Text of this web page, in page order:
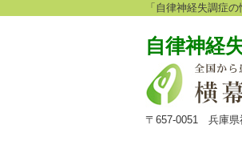
「自律神経失調症
自律神経
〒657-0051 兵庫県